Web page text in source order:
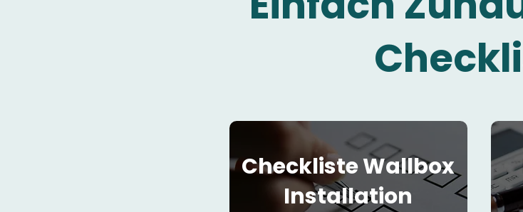
Checkliste Wallbox
Installation